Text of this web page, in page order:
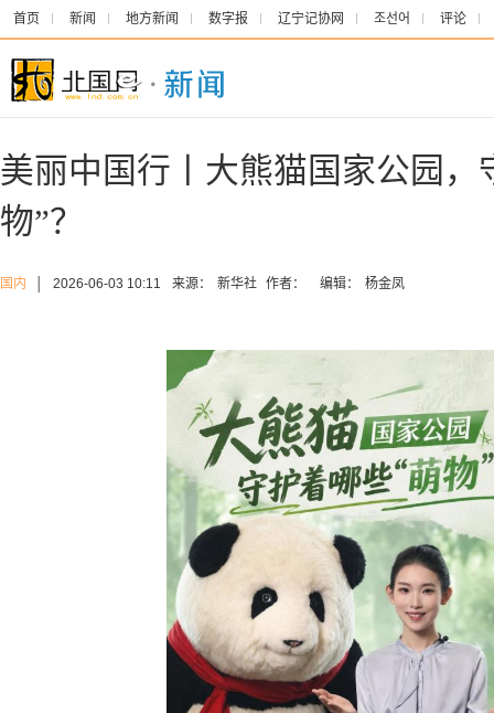
首页 新闻 地方新闻 数字报 辽宁记协网 조선어 评论
美丽中国行丨大熊猫国家公园，
物”？
国内 2026-06-03 10:11 来源： 新华社 作者： 编辑： 杨金凤